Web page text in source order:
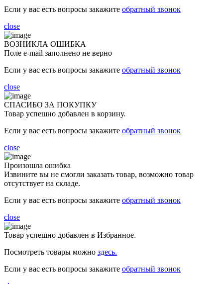
Если у вас есть вопросы закажите обратный звонок
close
ВОЗНИКЛА ОШИБКА
Поле e-mail заполнено не верно
Если у вас есть вопросы закажите обратный звонок
close
СПАСИБО ЗА ПОКУПКУ
Товар успешно добавлен в корзину.
Если у вас есть вопросы закажите обратный звонок
close
Произошла ошибка
Извините вы не смогли заказать товар, возможно товар
отсутствует на складе.
Если у вас есть вопросы закажите обратный звонок
close
Товар успешно добавлен в Избранное.
Посмотреть товары можно здесь.
Если у вас есть вопросы закажите обратный звонок